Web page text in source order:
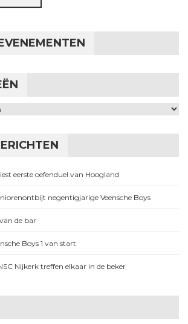
eerste oefenduel van Hoogland
negentigjarige Veensche Boys
de bar
Boys 1 van start
Nijkerk treffen elkaar in de beker